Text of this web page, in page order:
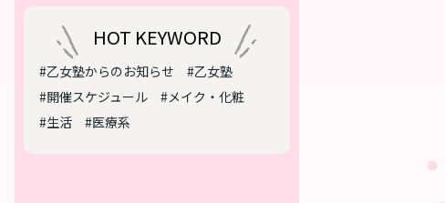
HOT KEYWORD
#乙女塾からのお知らせ
#乙女塾
#開催スケジュール
#メイク・化粧
#生活
#医療系